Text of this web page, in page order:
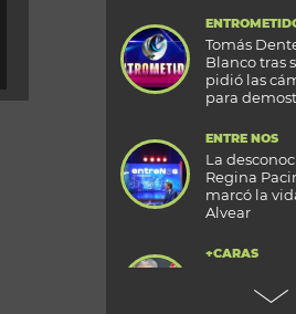
Tomás
Blanco tras
pidió las
para
ENTRE NOS
La
Regina
marcó la
Alvear
+CARAS
todos los